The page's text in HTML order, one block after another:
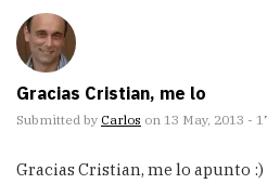
se
by
Cgmuros
Gracias Cristian, me lo
Submitted by Carlos on 13 May, 2013 -
Gracias Cristian, me lo apunto :)